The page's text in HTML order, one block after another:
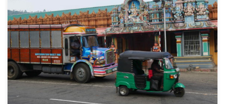
11/08/2018 – Mahaut Ici il y a beaucoup de tuk tuks. C’est une
moto avec à l’arrière une banquette recouverte d’un toit et un
petit coffre. On peut monter à quatre à l’arrière. Ils servent de taxi
souvent. La course est souvent de 200 à 300 roupies, c’est à dire
[…]